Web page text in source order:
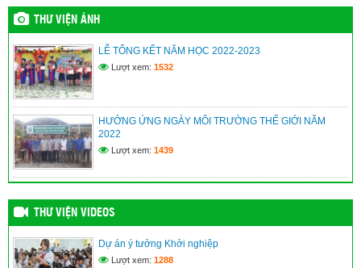
Vĩnh Bình nâng cao năng lực quản trị, điều hành của đội ngũ
(09/06/2026)
XÃ VĨNH BÌNH TỔ CHỨC TRIỂN LÃM ẢNH KỶ NIỆM 115
NĂM NGÀY BÁC HỒ RA ĐI TÌM ĐƯỜNG CỨU NƯỚC
(09/06/2026)
An Giang: Cán bộ, người dân học tập, noi theo gương Bác
từ “Không gian văn hóa Hồ Chí Minh”
(09/06/2026)
THƯ VIỆN ẢNH
LỄ TỔNG KẾT NĂM HỌC 2022-2023
Lượt xem: 1532
HƯỞNG ỨNG NGÀY MÔI TRƯỜNG THẾ GIỚI NĂM
2022
Lượt xem: 1439
THƯ VIỆN VIDEOS
Dự án ý tưởng Khởi nghiệp
Lượt xem: 1288